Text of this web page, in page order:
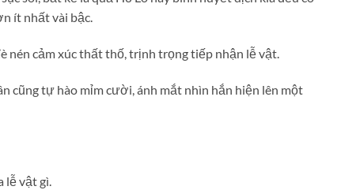
ít nhất vài bậc.
nén cảm xúc thất thố, trịnh trọng tiếp nhận lễ vật.
cũng tự hào mỉm cười, ánh mắt nhìn hắn hiện lên một
lễ vật gì.